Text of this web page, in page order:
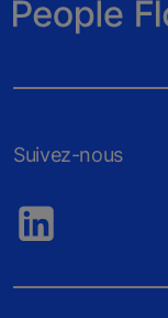
Suivez-nous